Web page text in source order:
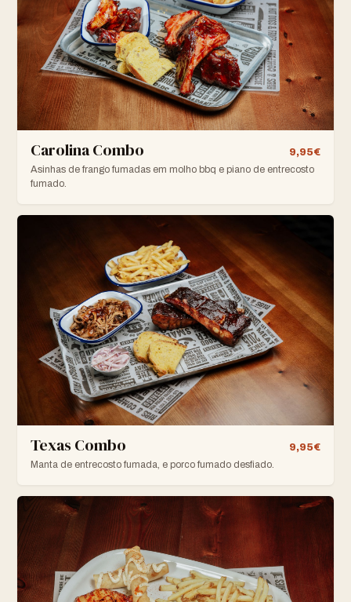
Carolina Combo
9,95€
Asinhas de frango fumadas em molho bbq e piano de entrecosto
fumado.
Texas Combo
9,95€
Manta de entrecosto fumada, e porco fumado desfiado.